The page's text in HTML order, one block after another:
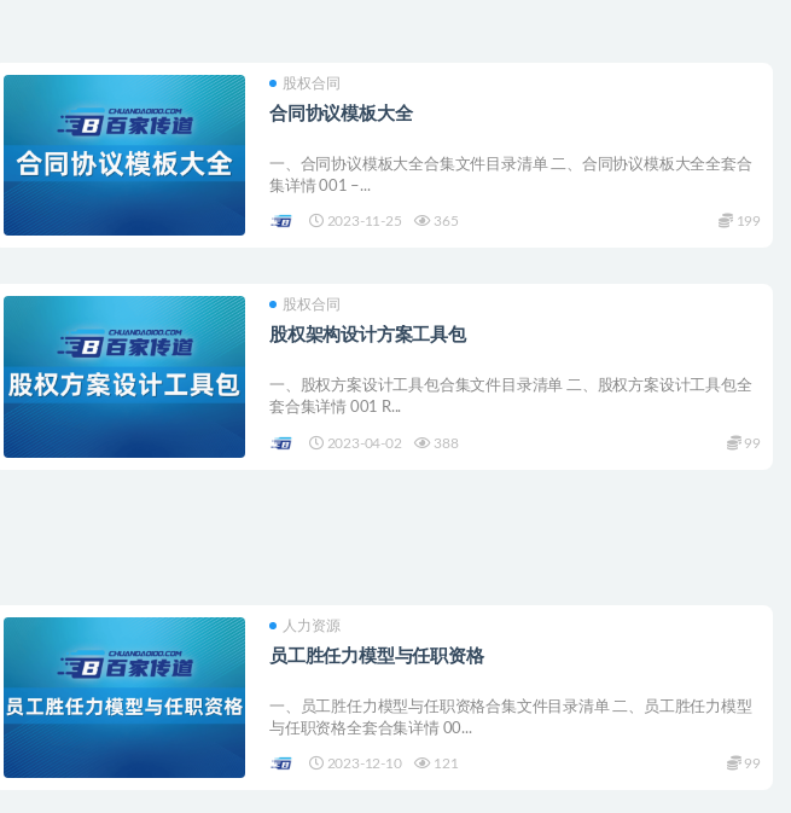
股权合同
合同协议模板大全
一、合同协议模板大全合集文件目录清单 二、合同协议模板大全全套合
集详情 001 –...
2023-11-25 365 199
股权合同
股权架构设计方案工具包
一、股权方案设计工具包合集文件目录清单 二、股权方案设计工具包全
套合集详情 001 R...
2023-04-02 388 99
人力资源
员工胜任力模型与任职资格
一、员工胜任力模型与任职资格合集文件目录清单 二、员工胜任力模型
与任职资格全套合集详情 00...
2023-12-10 121 99